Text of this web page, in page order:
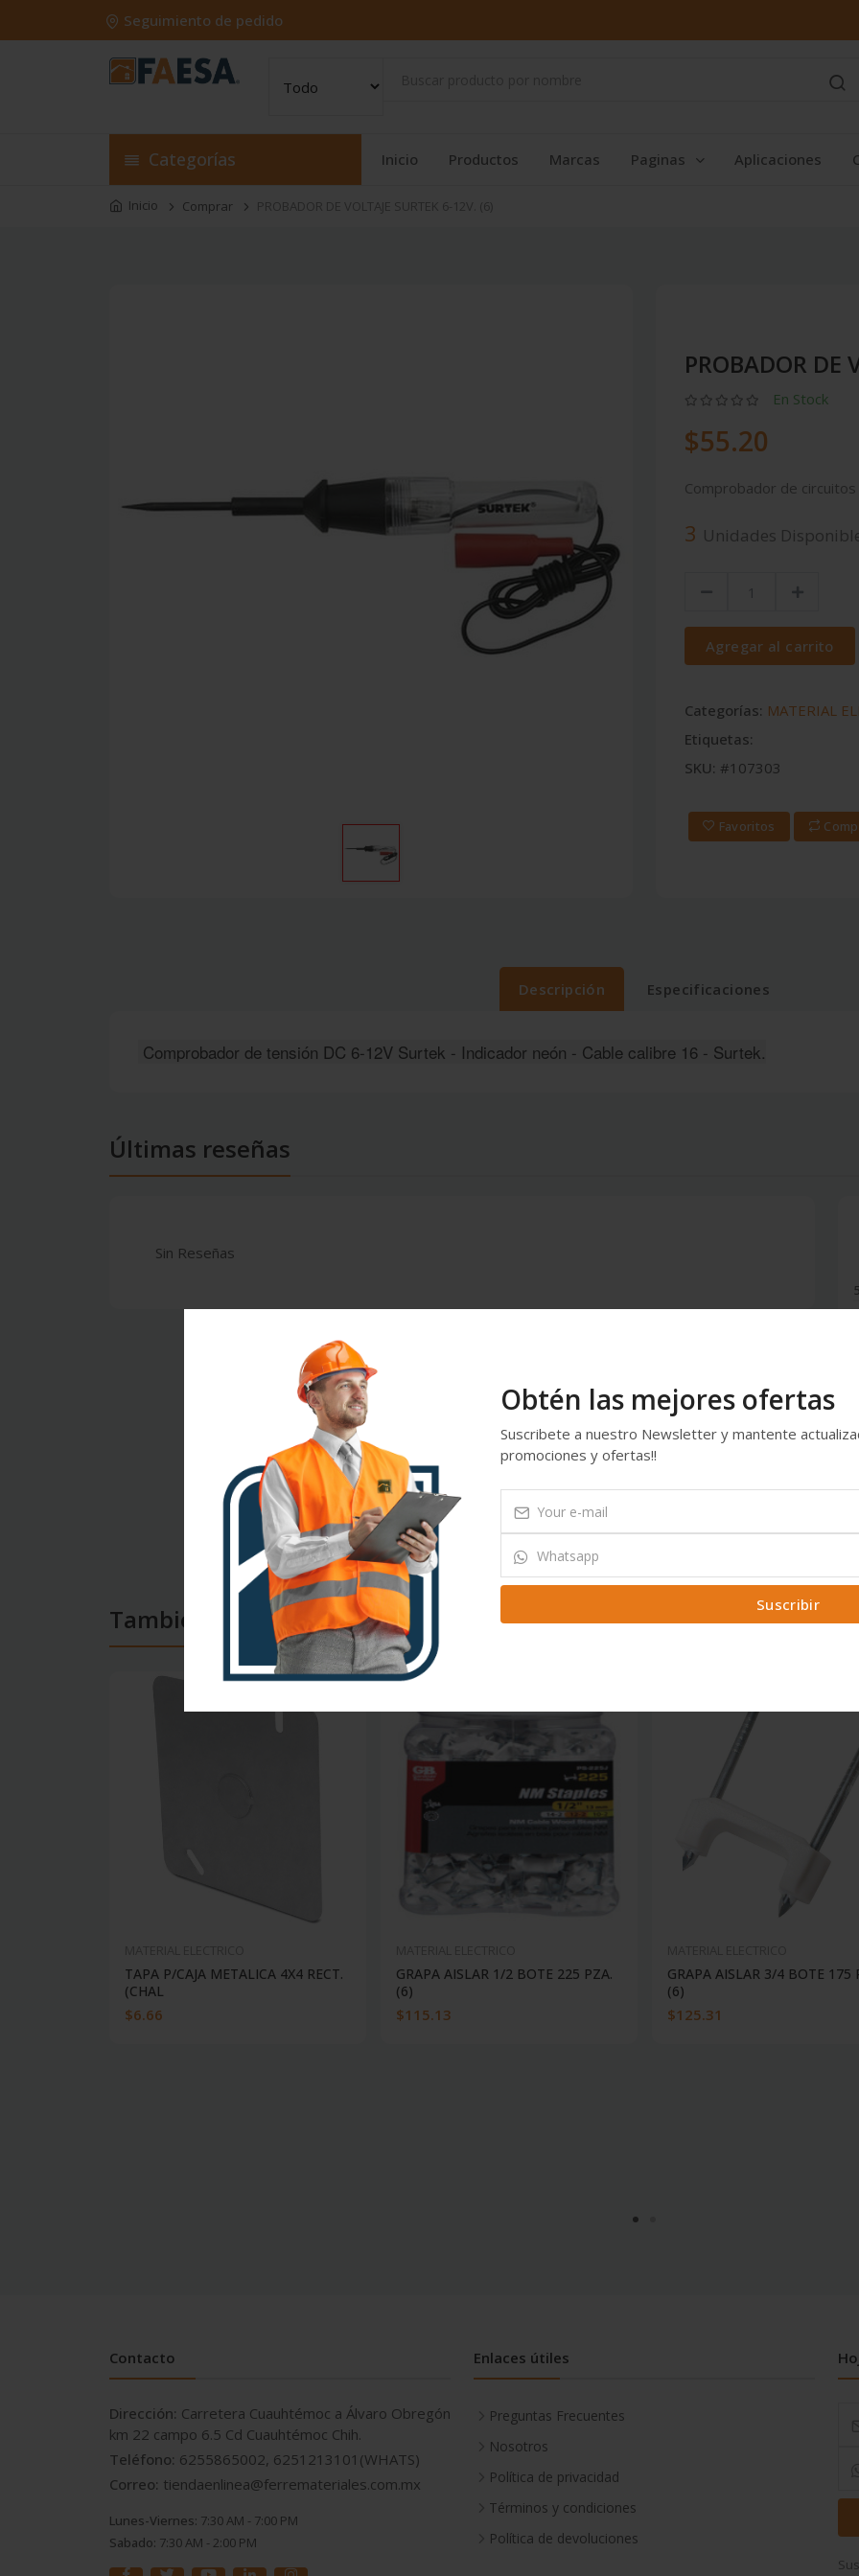
Obtén las mejores ofertas
Suscribete a nuestro Newsletter y mantente
promociones y ofertas!!
Suscribir
Seguimiento de pedido
Categorías Inicio Productos Marcas Paginas Aplicaciones
Inicio Comprar PROBADOR DE VOLTAJE SURTEK 6-12V. (6)
PROBADOR DE
En Stock
$55.20
Comprobador de
3 Unidades
Agregar al carrito
Categorías: MATERIAL
Etiquetas:
SKU: #107303
Favoritos
Descripción Especificaciones
Comprobador de tensión DC 6-12V Surtek - Indicador neón - Cable calibre 16 - Surtek.
Últimas reseñas
Sin Reseñas
También te puede interesar
TAPA P/CAJA METALICA 4X4 RECT.
(CHAL
$6.66
GRAPA AISLAR 1/2 BOTE 225 PZA.
(6)
$115.13
GRAPA AISLAR 3/4 BOTE 175
(6)
$125.31
Contacto
Dirección: Carretera Cuauhtémoc a Álvaro Obregón
km 22 campo 6.5 Cd Cuauhtémoc Chih.
Teléfono: 6255865002, 6251213101(WHATS)
Correo: tiendaenlinea@ferremateriales.com.mx
Lunes-Viernes: 7:30 AM - 7:00 PM
Sabado: 7:30 AM - 2:00 PM
Enlaces útiles
Preguntas Frecuentes
Nosotros
Política de privacidad
Términos y condiciones
Política de devoluciones